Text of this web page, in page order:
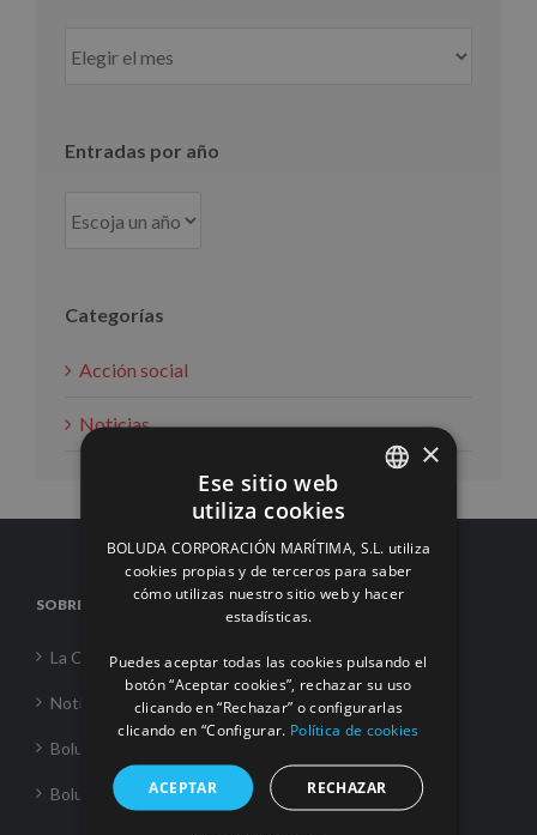
por
Entradas por año
Categorías
Acción social
Noticias
SOBRE NOSOTROS
La Corporación
Noticias
Boluda Towage
Boluda Shipping
ENGLISH
FRENCH
×
Ese sitio web
utiliza cookies
BOLUDA CORPORACIÓN MARÍTIMA, S.L. utiliza
cookies propias y de terceros para saber
cómo utilizas nuestro sitio web y hacer
estadísticas.
Puedes aceptar todas las cookies pulsando el
botón “Aceptar cookies”, rechazar su uso
clicando en “Rechazar” o configurarlas
clicando en “Configurar. Política de cookies
ACEPTAR RECHAZAR